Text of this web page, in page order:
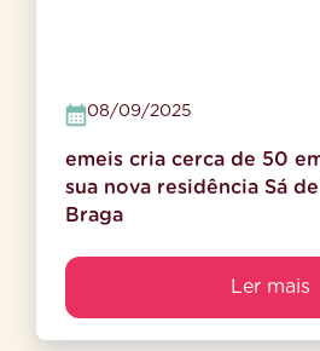
08/09/2025
emeis cria cerca de 50
sua nova residência Sá
Braga
Ler mais